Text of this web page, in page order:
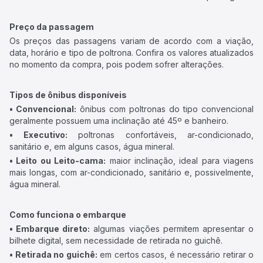
Preço da passagem
Os preços das passagens variam de acordo com a viação,
data, horário e tipo de poltrona. Confira os valores atualizados
no momento da compra, pois podem sofrer alterações.
Tipos de ônibus disponíveis
• Convencional: ônibus com poltronas do tipo convencional
geralmente possuem uma inclinação até 45º e banheiro.
• Executivo: poltronas confortáveis, ar-condicionado,
sanitário e, em alguns casos, água mineral.
• Leito ou Leito-cama: maior inclinação, ideal para viagens
mais longas, com ar-condicionado, sanitário e, possivelmente,
água mineral.
Como funciona o embarque
• Embarque direto: algumas viações permitem apresentar o
bilhete digital, sem necessidade de retirada no guichê.
• Retirada no guichê: em certos casos, é necessário retirar o